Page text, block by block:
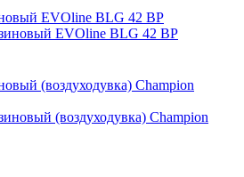
EVOline BLG 42 BP
(воздуходувка) Champion